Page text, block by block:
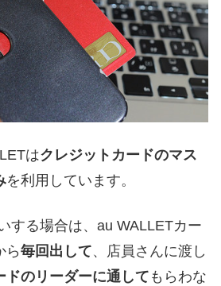
はクレジットカードのマス
を利用しています。
する場合は、au WALLETカー
ら毎回出して、店員さんに渡し
ドのリーダーに通して もらわな